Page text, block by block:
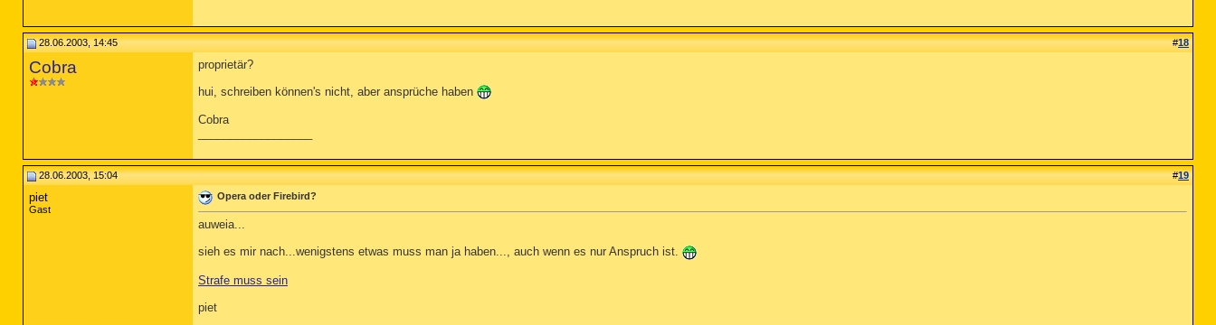
28.06.2003, 14:45 #18
Cobra
proprietär?
hui, schreiben können's nicht, aber ansprüche haben
Cobra
28.06.2003, 15:04 #19
piet
Gast
Opera oder Firebird?
auweia...
sieh es mir nach...wenigstens etwas muss man ja haben..., auch wenn es nur Anspruch ist.
Strafe muss sein
piet